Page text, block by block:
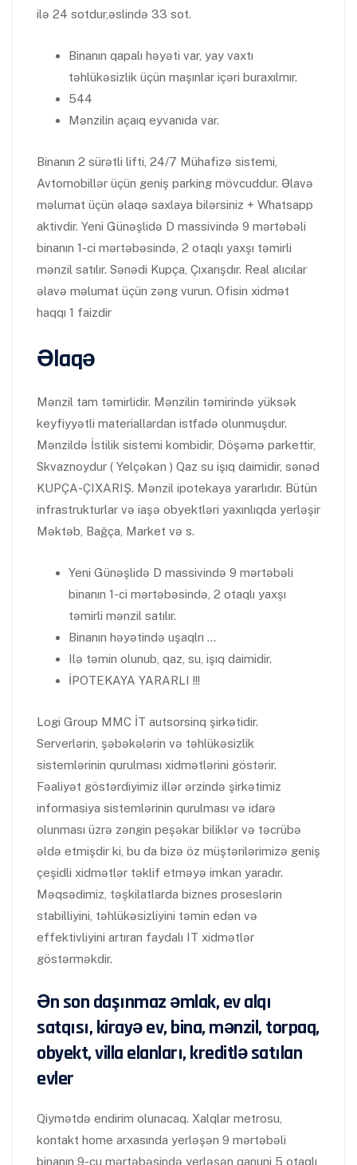
ilə 24 sotdur,əslində 33 sot.
Binanın qapalı həyəti var, yay vaxtı
təhlükəsizlik üçün maşınlar içəri buraxılmır.
544
Mənzilin açaıq eyvanıda var.
Binanın 2 sürətli lifti, 24/7 Mühafizə sistemi,
Avtomobillər üçün geniş parking mövcuddur. Əlavə
məlumat üçün əlaqə saxlaya bilərsiniz + Whatsapp
aktivdir. Yeni Günəşlidə D massivində 9 mərtəbəli
binanın 1-ci mərtəbəsində, 2 otaqlı yaxşı təmirli
mənzil satılır. Sənədi Kupça, Çıxarışdır. Real alıcılar
əlavə məlumat üçün zəng vurun. Ofisin xidmət
haqqı 1 faizdir
Əlaqə
Mənzil tam təmirlidir. Mənzilin təmirində yüksək
keyfiyyətli materiallardan istfadə olunmuşdur.
Mənzildə İstilik sistemi kombidir, Döşəmə parkettir,
Skvaznoydur ( Yelçəkən ) Qaz su işıq daimidir, sənəd
KUPÇA-ÇIXARIŞ. Mənzil ipotekaya yararlıdır. Bütün
infrastrukturlar və iaşə obyektləri yaxınlıqda yerləşir
Məktəb, Bağça, Market və s.
Yeni Günəşlidə D massivində 9 mərtəbəli
binanın 1-ci mərtəbəsində, 2 otaqlı yaxşı
təmirli mənzil satılır.
Binanın həyətində uşaqlrı …
Ilə təmin olunub, qaz, su, işıq daimidir.
İPOTEKAYA YARARLI !!!
Logi Group MMC İT autsorsinq şirkətidir.
Serverlərin, şəbəkələrin və təhlükəsizlik
sistemlərinin qurulması xidmətlərini göstərir.
Fəaliyət göstərdiyimiz illər ərzində şirkətimiz
informasiya sistemlərinin qurulması və idarə
olunması üzrə zəngin peşəkar biliklər və təcrübə
əldə etmişdir ki, bu da bizə öz müştərilərimizə geniş
çeşidli xidmətlər təklif etməyə imkan yaradır.
Məqsədimiz, təşkilatlarda biznes proseslərin
stabilliyini, təhlükəsizliyini təmin edən və
effektivliyini artıran faydalı IT xidmətlər
göstərməkdir.
Ən son daşınmaz əmlak, ev alqı
satqısı, kirayə ev, bina, mənzil, torpaq,
obyekt, villa elanları, kreditlə satılan
evler
Qiymətdə endirim olunacaq. Xalqlar metrosu,
kontakt home arxasında yerləşən 9 mərtəbəli
binanın 9-cu mərtəbəsində yerləşən qanuni 5 otaqlı